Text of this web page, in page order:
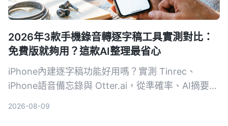
2026年3款手機錄音轉逐字稿工具實測對比：
免費版就夠用？這款AI整理最省心
iPhone內建逐字稿功能好用嗎？實測 Tinrec、
iPhone語音備忘錄與 Otter.ai，從準確率、AI摘要、
2026-08-09